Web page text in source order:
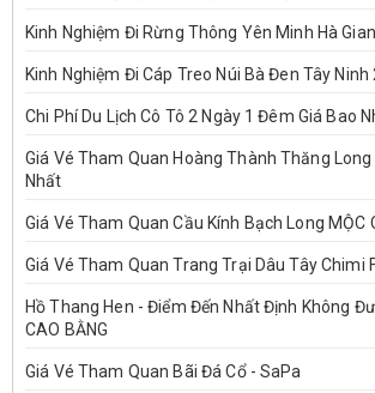
Kinh Nghiệm Đi Rừng Thông Yên Minh Hà
Kinh Nghiệm Đi Cáp Treo Núi Bà Đen Tây Ninh
Chi Phí Du Lịch Cô Tô 2 Ngày 1 Đêm Giá Bao
Giá Vé Tham Quan Hoàng Thành Thăng
Nhất
Giá Vé Tham Quan Cầu Kính Bạch Long MỘC
Giá Vé Tham Quan Trang Trại Dâu Tây Chimi
Hồ Thang Hen - Điểm Đến Nhất Định Không
CAO BẰNG
Giá Vé Tham Quan Bãi Đá Cổ - SaPa